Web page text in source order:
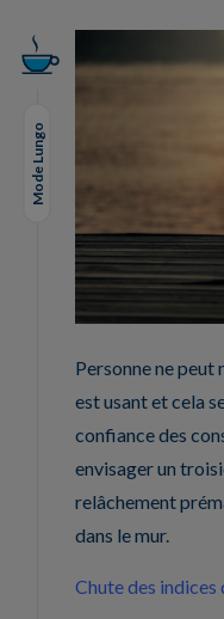
Mode Lungo
Personne ne peut
est usant et cela
confiance des
envisager un
relâchement
dans le mur.
Chute des indices